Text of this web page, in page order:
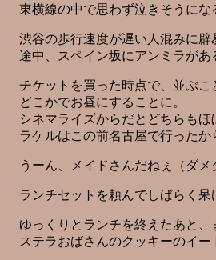
東横線の中で思わず泣きそうにな
渋谷の歩行速度が遅い人混みに辟
途中、スペイン坂にアンミラがあ
チケットを買った時点で、並ぶこ
どこかでお昼にすることに。
シネマライズからだとどちらもほ
ラケルはこの前名古屋で行ったか
うーん、メイドさんだねぇ（ダメ
ランチセットを頼んでしばらく呆
ゆっくりとランチを終えたあと、
ステラおばさんのクッキーのイー